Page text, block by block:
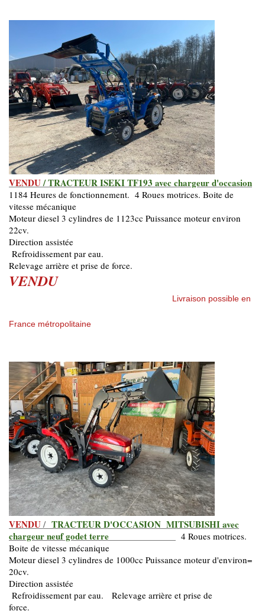
VENDU/ TRACTEUR ISEKI TF193 avec chargeur d'occasion
1184 Heures de fonctionnement. 4 Roues motrices. Boite de
vitesse mécanique
Moteur diesel 3 cylindres de 1123cc Puissance moteur environ
22cv.
Direction assistée
Refroidissement par eau.
Relevage arrière et prise de force.
VENDU
Livraison possible en
France métropolitaine
VENDU/ TRACTEUR D'OCCASION MITSUBISHI avec
chargeur neuf godet terre
4 Roues motrices.
Boite de vitesse mécanique
Moteur diesel 3 cylindres de 1000cc Puissance moteur d'environ=
20cv.
Direction assistée
Refroidissement par eau. Relevage arrière et prise de
force.